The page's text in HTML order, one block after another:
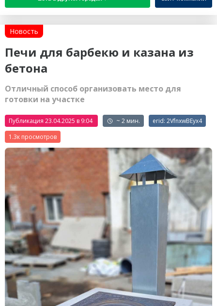
Новость
Печи для барбекю и казана из
бетона
Отличный способ организовать место для
готовки на участке
Публикация 23.04.2025 в 9:04 ~ 2 мин.
erid: 2VfnxwBEyx4
1.3к